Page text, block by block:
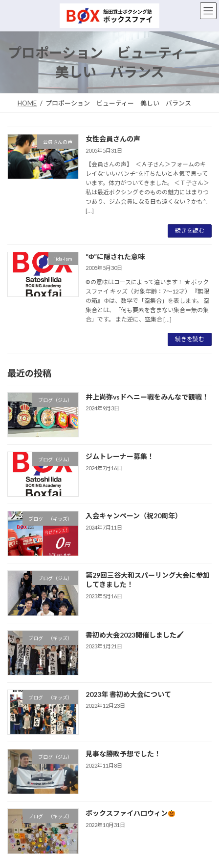
ン
プ
ー
動
プロポーション ビューティー
美しい バランス
HOME プロポーション ビューティー 美しい バランス
会員さんの声 女性会員さんの声
2005年5月31日
【会員さんの声】 ＜Ａ子さん＞フォームのキ
レイな"いいパンチ"を打ちたいと本気で思って
います。体力がついてきました。 ＜Ｔ子さん＞
私は最近ボクシングそのものの魅力にはまりつ
つあり、ジム会員になる日も遠くない？かも^.
[…]
続きを読む
iida-ism “Φ”に隠された意味
2005年5月30日
Φの意味はコースによって違います！ ★ ボック
スファイ キッズ（対象年齢：7～12才） 『無限
の箱』 Φは、数学で「空集合」を表します。 空
集合とは、「何も要素を含まない集合＝無の集
合」です。 また逆に、空集合 […]
続きを読む
最近の投稿
ブログ（ジム） 井上尚弥vsドヘニー戦をみんなで観戦！
2024年9月3日
ブログ（ジム） ジムトレーナー募集！
2024年7月16日
ブログ （キッズ） 入会キャンペーン（祝20周年）
2024年7月11日
ブログ（ジム）
第29回三谷大和スパーリング大会に参加
してきました！
2023年5月16日
ブログ （キッズ） 書初め大会2023開催しました🖌
2023年1月21日
ブログ （キッズ） 2023年 書初め大会について
2022年12月23日
ブログ（ジム） 見事な勝敗予想でした！
2022年11月8日
ブログ （キッズ） ボックスファイハロウィン
2022年10月31日